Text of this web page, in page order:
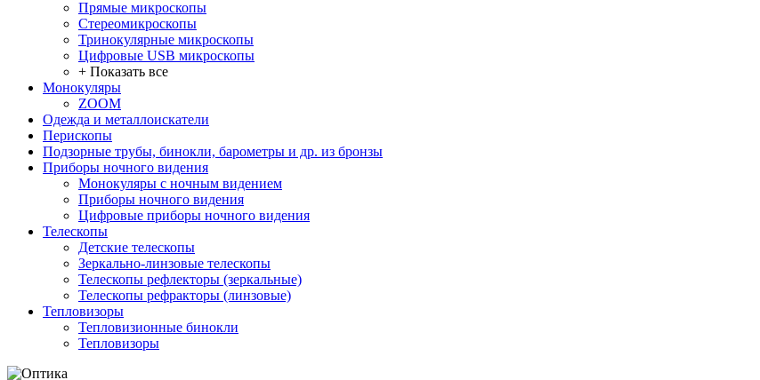
Прямые микроскопы
Стереомикроскопы
Тринокулярные микроскопы
Цифровые USB микроскопы
+ Показать все
Монокуляры
ZOOM
Одежда и металлоискатели
Перископы
Подзорные трубы, бинокли, барометры и др. из бронзы
Приборы ночного видения
Монокуляры с ночным видением
Приборы ночного видения
Цифровые приборы ночного видения
Телескопы
Детские телескопы
Зеркально-линзовые телескопы
Телескопы рефлекторы (зеркальные)
Телескопы рефракторы (линзовые)
Тепловизоры
Тепловизионные бинокли
Тепловизоры